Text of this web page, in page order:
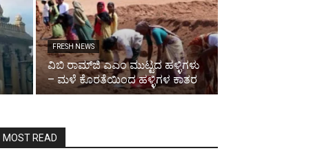
FRESH NEWS
ವಿಬಿ ರಾಮ್‌ಜಿ ಎಎಂ ಮುಟ್ಟದ ಹಳ್ಳಿಗಳು
– ಮಳೆ ಕೊರತೆಯಿಂದ ಹಳ್ಳಿಗಳ ಕಾತರ
MOST READ